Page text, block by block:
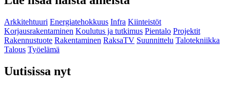
Arkkitehtuuri Energiatehokkuus Infra Kiinteistöt
Korjausrakentaminen Koulutus ja tutkimus Pientalo Projektit
Rakennustuote Rakentaminen RaksaTV Suunnittelu Talotekniikka
Talous Työelämä
Uutisissa nyt